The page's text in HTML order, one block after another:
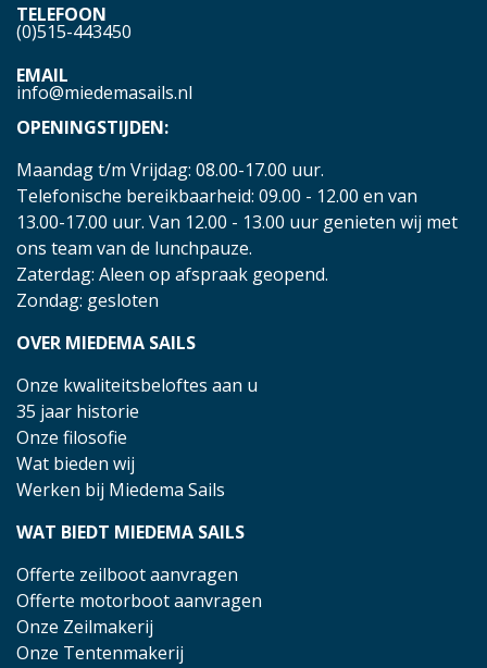
TELEFOON
(0)515-443450
EMAIL
info@miedemasails.nl
OPENINGSTIJDEN:
Maandag t/m Vrijdag: 08.00-17.00 uur.
Telefonische bereikbaarheid: 09.00 - 12.00 en van
13.00-17.00 uur. Van 12.00 - 13.00 uur genieten wij met
ons team van de lunchpauze.
Zaterdag: Aleen op afspraak geopend.
Zondag: gesloten
OVER MIEDEMA SAILS
Onze kwaliteitsbeloftes aan u
35 jaar historie
Onze filosofie
Wat bieden wij
Werken bij Miedema Sails
WAT BIEDT MIEDEMA SAILS
Offerte zeilboot aanvragen
Offerte motorboot aanvragen
Onze Zeilmakerij
Onze Tentenmakerij